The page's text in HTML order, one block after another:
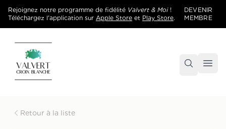
Rejoignez notre programme de fidélité Valvert & Moi!
Téléchargez l'application sur Apple Store et Play Store.
DEVENIR
MEMBRE
Accueil
Retour à la liste